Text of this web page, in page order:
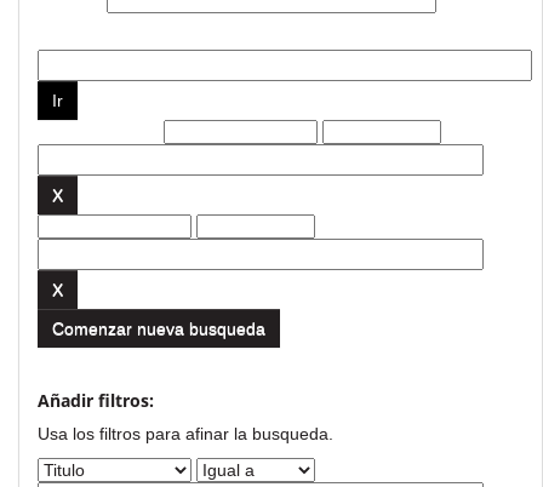
Comenzar nueva busqueda
Añadir filtros:
Usa los filtros para afinar la busqueda.